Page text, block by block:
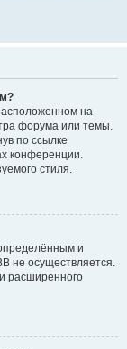
на
форума или темы.
по ссылке
конференции.
стиля.
и
не осуществляется.
расширенного